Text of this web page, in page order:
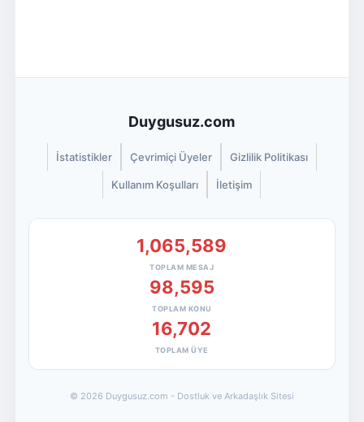
Duygusuz.com
İstatistikler Çevrimiçi Üyeler Gizlilik Politikası
Kullanım Koşulları İletişim
1,065,589
TOPLAM MESAJ
98,595
TOPLAM KONU
16,702
TOPLAM ÜYE
© 2026 Duygusuz.com - Dostluk ve Arkadaşlık Sitesi